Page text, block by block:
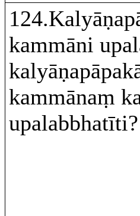
kammāni
kammānaṃ
upalabbhatīti?